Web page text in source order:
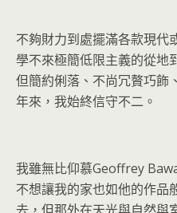
不夠財力到處擺滿各款現代
學不來極簡低限主義的從地
但簡約俐落、不尚冗贅巧飾
年來，我始終信守不二。
我雖無比仰慕Geoffrey
不想讓我的家也如他的作品